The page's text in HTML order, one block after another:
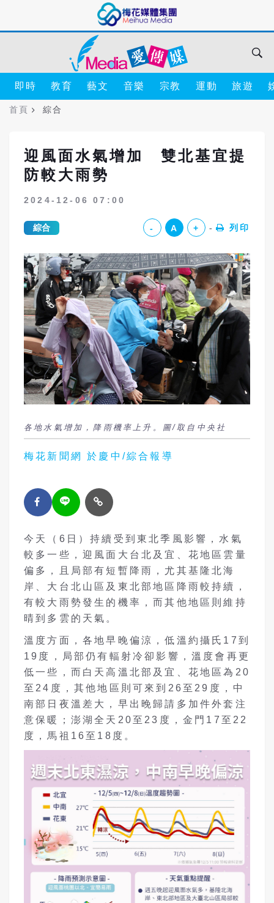
即時 教育 藝文 音樂 宗教 運動 旅遊
首頁 綜合
迎風面水氣增加 雙北基宜提
防較大雨勢
2024-12-06 07:00
綜合 - A + 列印
各地水氣增加，降雨機率上升。圖/取自中央社
梅花新聞網 於慶中/綜合報導
今天（6日）持續受到東北季風影響，水氣
較多一些，迎風面大台北及宜、花地區雲量
偏多，且局部有短暫降雨，尤其基隆北海
岸、大台北山區及東北部地區降雨較持續，
有較大雨勢發生的機率，而其他地區則維持
晴到多雲的天氣。
溫度方面，各地早晚偏涼，低溫約攝氏17到
19度，局部仍有輻射冷卻影響，溫度會再更
低一些，而白天高溫北部及宜、花地區為20
至24度，其他地區則可來到26至29度，中
南部日夜溫差大，早出晚歸請多加件外套注
意保暖；澎湖全天20至23度，金門17至22
度，馬祖16至18度。